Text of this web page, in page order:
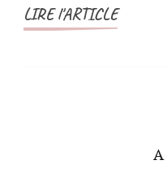
LIRE l'ARTICLE